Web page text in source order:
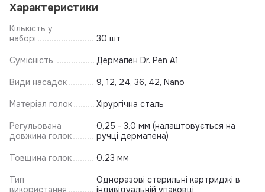
Характеристики
Кількість у
наборі
30 шт
Сумісність Дермапен Dr. Pen A1
Види насадок 9, 12, 24, 36, 42, Nano
Матеріал голок Хірургічна сталь
Регульована
довжина голок
0,25 - 3,0 мм (налаштовується на
ручці дермапена)
Товщина голок 0.23 мм
Тип
використання
Одноразові стерильні картриджі в
індивідуальній упаковці